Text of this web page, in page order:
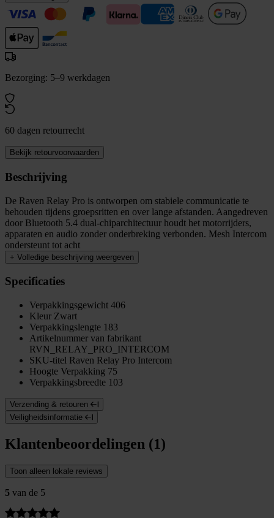
Bezorging: 5–9 werkdagen
60 dagen retourrecht
Bekijk retourvoorwaarden
Beschrijving
De Raven Relay Pro is ontworpen om stabiele communicatie te
behouden tijdens groepsritten en over lange afstanden. Aangedreven
door Bluetooth 5.4 dual-chiparchitectuur houdt het motorrijders,
apparaten en audio zonder onderbreking verbonden. Mesh Intercom
ondersteunt tot acht
+ Volledige beschrijving weergeven
Specificaties
Verpakkingsgewicht 406
Kleur Zwart
Verpakkingslengte 183
Artikelnummer van fabrikant
RVN_RELAY_PRO_INTERCOM
SKU-titel Raven Relay Pro Intercom
Hoogte Verpakking 75
Verpakkingsbreedte 103
Verzending & retouren
Veiligheidsinformatie
Klantenbeoordelingen (1)
Toon alleen lokale reviews
5 van de 5